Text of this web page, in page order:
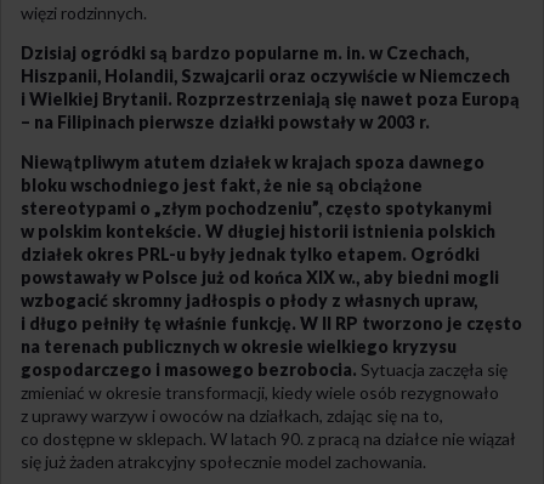
więzi rodzinnych.
Dzisiaj ogródki są bardzo popularne m. in. w Czechach,
Hiszpanii, Holandii, Szwajcarii oraz oczywiście w Niemczech
i Wielkiej Brytanii. Rozprzestrzeniają się nawet poza Europą
– na Filipinach pierwsze działki powstały w 2003 r.
Niewątpliwym atutem działek w krajach spoza dawnego
bloku wschodniego jest fakt, że nie są obciążone
stereotypami o „złym pochodzeniu”, często spotykanymi
w polskim kontekście. W długiej historii istnienia polskich
działek okres PRL-u były jednak tylko etapem. Ogródki
powstawały w Polsce już od końca XIX w., aby biedni mogli
wzbogacić skromny jadłospis o płody z własnych upraw,
i długo pełniły tę właśnie funkcję. W II RP tworzono je często
na terenach publicznych w okresie wielkiego kryzysu
gospodarczego i masowego bezrobocia. Sytuacja zaczęła się
zmieniać w okresie transformacji, kiedy wiele osób rezygnowało
z uprawy warzyw i owoców na działkach, zdając się na to,
co dostępne w sklepach. W latach 90. z pracą na działce nie wiązał
się już żaden atrakcyjny społecznie model zachowania.